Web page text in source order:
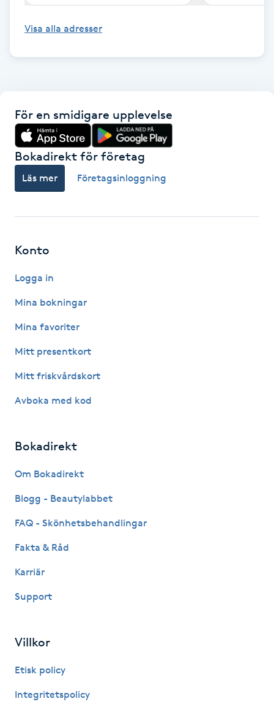
Fet hårbotten
Fillers
Fotmassage
Fotsvamp
Fransar
Fransborttagning
Fransförlängning
Fransk manikyr
Frekvensterapi
Färgning
Visa alla adresser
För en smidigare upplevelse
Bokadirekt för företag
Läs mer Företagsinloggning
Konto
Logga in
Mina bokningar
Mina favoriter
Mitt presentkort
Mitt friskvårdskort
Avboka med kod
Bokadirekt
Om Bokadirekt
Blogg - Beautylabbet
FAQ - Skönhetsbehandlingar
Fakta & Råd
Karriär
Support
Villkor
Etisk policy
Integritetspolicy